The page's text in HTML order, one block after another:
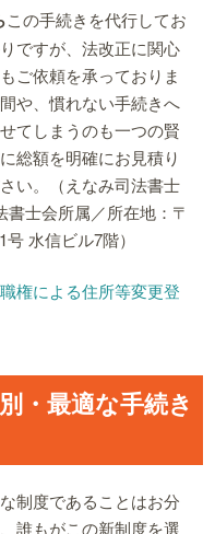
この手続きを代行してお
ですが、法改正に関心
ご依頼を承っておりま
や、慣れない手続きへ
てしまうのも一つの賢
総額を明確にお見積り
い。（えなみ司法書士
士会所属／所在地：〒
水信ビル7階）
権による住所等変更登
・最適な手続き
制度であることはお分
誰もがこの新制度を選